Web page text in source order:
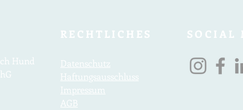
Hund
RECHTLICHES
Datenschutz
Haftungsausschluss
Impressum
AGB
SOCIAL